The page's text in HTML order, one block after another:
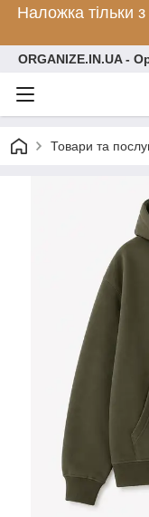
Наложка тільки
ORGANIZE.IN.UA -
Товари та